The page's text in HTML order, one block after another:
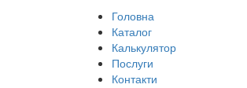
Головна
Каталог
Калькулятор
Послуги
Контакти